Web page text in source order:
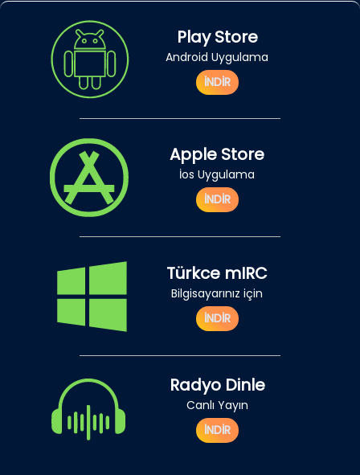
Play Store
Android Uygulama
İNDİR
Apple Store
İos Uygulama
İNDİR
Türkce mIRC
Bilgisayarınız için
İNDİR
Radyo Dinle
Canlı Yayın
İNDİR